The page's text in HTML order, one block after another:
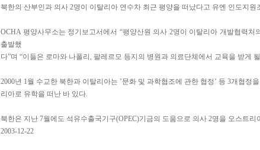
북한의 산부인과 의사 2명이 이탈리아 연수차 최근 평양을 떠났다고 유엔 인도지
OCHA 평양사무소는 정기보고서에서 “평양산원 의사 2명이 이탈리아 개발협력
출발했
다”며 “이들은 로마와 나폴리, 팔레르모 등지의 병원과 의료단체에서 교육을 받게
2000년 1월 수교한 북한과 이탈리아는 ’문화 및 과학협조에 관한 협정’ 등 3개협정
리아로 유학을 떠난 바 있다.
북한은 지난 7월에도 석유수출국기구(OPEC)기금의 도움으로 의사 2명을 오스트
2003-12-22